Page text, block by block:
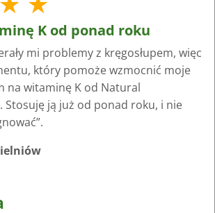
K od ponad roku
mi problemy z kręgosłupem, więc
który pomoże wzmocnić moje
na witaminę K od Natural
Stosuję ją już od ponad roku, i nie